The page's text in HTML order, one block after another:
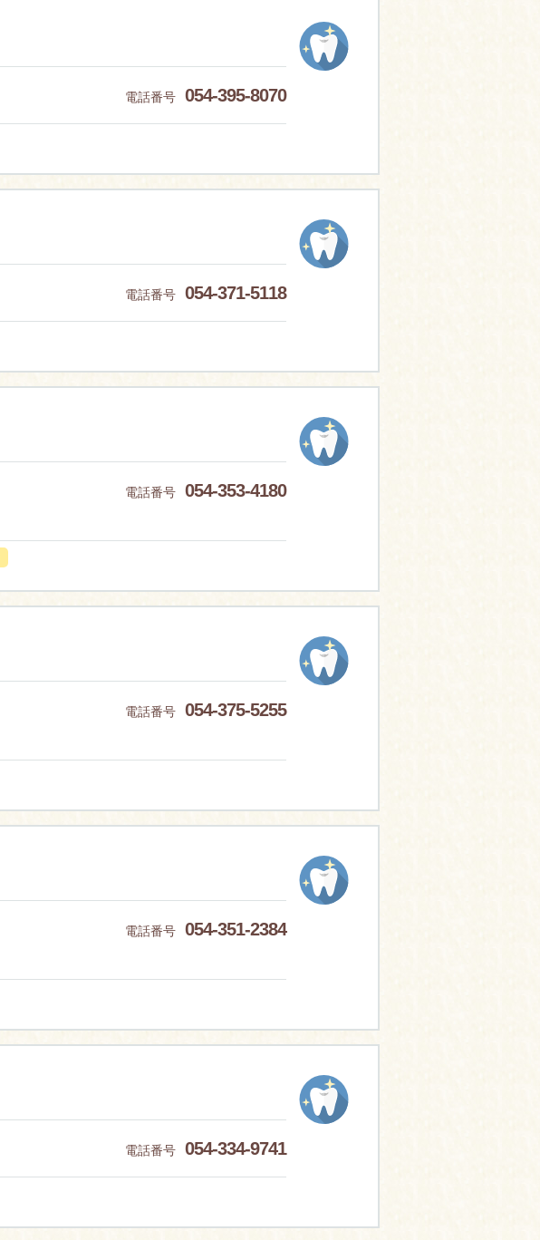
電話番号 054-395-8070
電話番号 054-371-5118
電話番号 054-353-4180
電話番号 054-375-5255
電話番号 054-351-2384
電話番号 054-334-9741